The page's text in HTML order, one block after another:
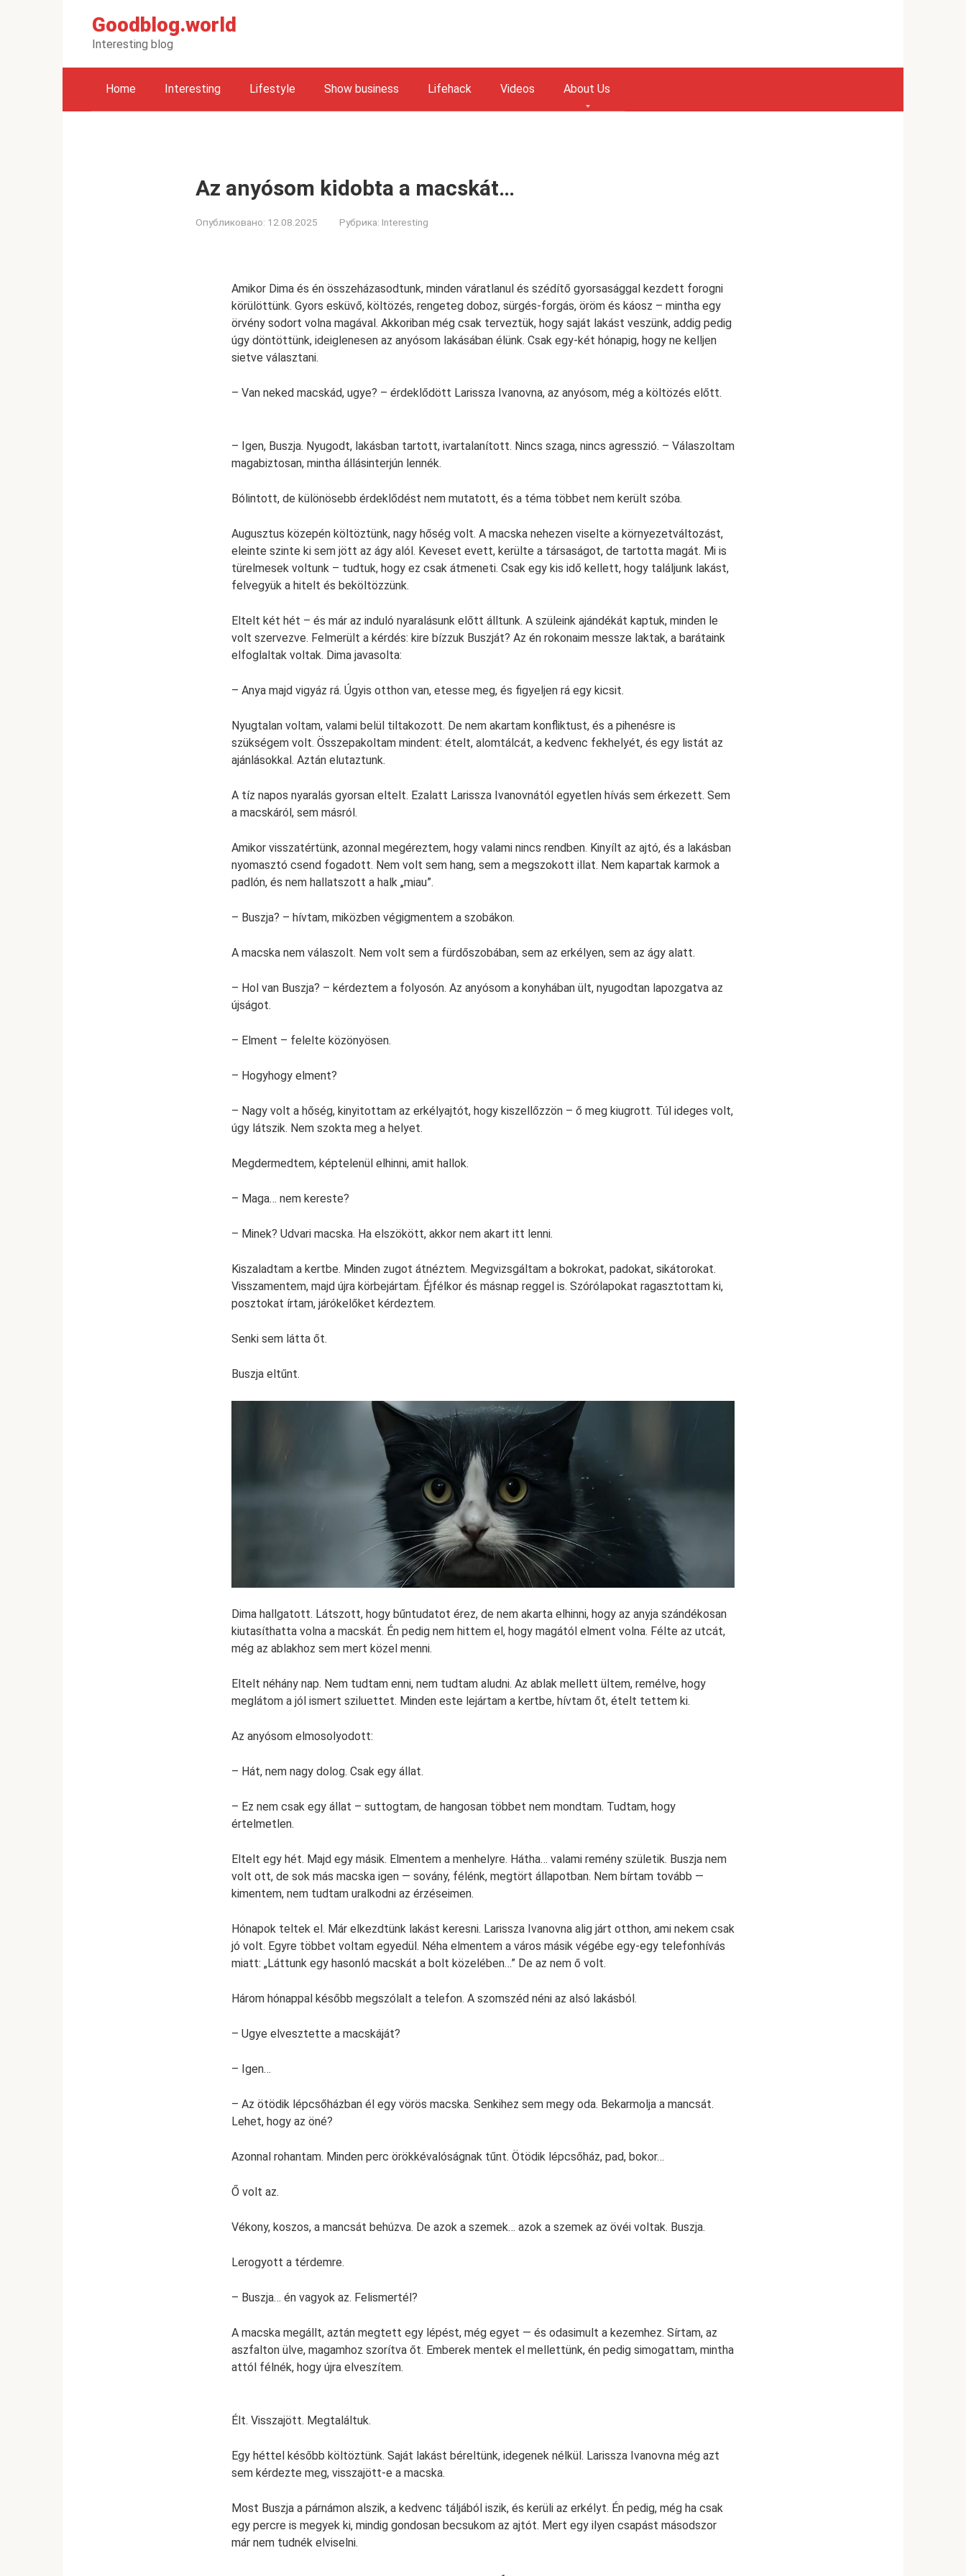
Goodblog.world
Interesting blog
Home Interesting Lifestyle Show business Lifehack Videos About Us
Az anyósom kidobta a macskát…
Опубликовано: 12.08.2025 Рубрика: Interesting
Amikor Dima és én összeházasodtunk, minden váratlanul és szédítő gyorsasággal kezdett forogni
körülöttünk. Gyors esküvő, költözés, rengeteg doboz, sürgés-forgás, öröm és káosz – mintha egy
örvény sodort volna magával. Akkoriban még csak terveztük, hogy saját lakást veszünk, addig pedig
úgy döntöttünk, ideiglenesen az anyósom lakásában élünk. Csak egy-két hónapig, hogy ne kelljen
sietve választani.
– Van neked macskád, ugye? – érdeklődött Larissza Ivanovna, az anyósom, még a költözés előtt.
– Igen, Buszja. Nyugodt, lakásban tartott, ivartalanított. Nincs szaga, nincs agresszió. – Válaszoltam
magabiztosan, mintha állásinterjún lennék.
Bólintott, de különösebb érdeklődést nem mutatott, és a téma többet nem került szóba.
Augusztus közepén költöztünk, nagy hőség volt. A macska nehezen viselte a környezetváltozást,
eleinte szinte ki sem jött az ágy alól. Keveset evett, kerülte a társaságot, de tartotta magát. Mi is
türelmesek voltunk – tudtuk, hogy ez csak átmeneti. Csak egy kis idő kellett, hogy találjunk lakást,
felvegyük a hitelt és beköltözzünk.
Eltelt két hét – és már az induló nyaralásunk előtt álltunk. A szüleink ajándékát kaptuk, minden le
volt szervezve. Felmerült a kérdés: kire bízzuk Buszját? Az én rokonaim messze laktak, a barátaink
elfoglaltak voltak. Dima javasolta:
– Anya majd vigyáz rá. Úgyis otthon van, etesse meg, és figyeljen rá egy kicsit.
Nyugtalan voltam, valami belül tiltakozott. De nem akartam konfliktust, és a pihenésre is
szükségem volt. Összepakoltam mindent: ételt, alomtálcát, a kedvenc fekhelyét, és egy listát az
ajánlásokkal. Aztán elutaztunk.
A tíz napos nyaralás gyorsan eltelt. Ezalatt Larissza Ivanovnától egyetlen hívás sem érkezett. Sem
a macskáról, sem másról.
Amikor visszatértünk, azonnal megéreztem, hogy valami nincs rendben. Kinyílt az ajtó, és a lakásban
nyomasztó csend fogadott. Nem volt sem hang, sem a megszokott illat. Nem kapartak karmok a
padlón, és nem hallatszott a halk „miau”.
– Buszja? – hívtam, miközben végigmentem a szobákon.
A macska nem válaszolt. Nem volt sem a fürdőszobában, sem az erkélyen, sem az ágy alatt.
– Hol van Buszja? – kérdeztem a folyosón. Az anyósom a konyhában ült, nyugodtan lapozgatva az
újságot.
– Elment – felelte közönyösen.
– Hogyhogy elment?
– Nagy volt a hőség, kinyitottam az erkélyajtót, hogy kiszellőzzön – ő meg kiugrott. Túl ideges volt,
úgy látszik. Nem szokta meg a helyet.
Megdermedtem, képtelenül elhinni, amit hallok.
– Maga… nem kereste?
– Minek? Udvari macska. Ha elszökött, akkor nem akart itt lenni.
Kiszaladtam a kertbe. Minden zugot átnéztem. Megvizsgáltam a bokrokat, padokat, sikátorokat.
Visszamentem, majd újra körbejártam. Éjfélkor és másnap reggel is. Szórólapokat ragasztottam ki,
posztokat írtam, járókelőket kérdeztem.
Senki sem látta őt.
Buszja eltűnt.
Dima hallgatott. Látszott, hogy bűntudatot érez, de nem akarta elhinni, hogy az anyja szándékosan
kiutasíthatta volna a macskát. Én pedig nem hittem el, hogy magától elment volna. Félte az utcát,
még az ablakhoz sem mert közel menni.
Eltelt néhány nap. Nem tudtam enni, nem tudtam aludni. Az ablak mellett ültem, remélve, hogy
meglátom a jól ismert sziluettet. Minden este lejártam a kertbe, hívtam őt, ételt tettem ki.
Az anyósom elmosolyodott:
– Hát, nem nagy dolog. Csak egy állat.
– Ez nem csak egy állat – suttogtam, de hangosan többet nem mondtam. Tudtam, hogy
értelmetlen.
Eltelt egy hét. Majd egy másik. Elmentem a menhelyre. Hátha… valami remény születik. Buszja nem
volt ott, de sok más macska igen — sovány, félénk, megtört állapotban. Nem bírtam tovább —
kimentem, nem tudtam uralkodni az érzéseimen.
Hónapok teltek el. Már elkezdtünk lakást keresni. Larissza Ivanovna alig járt otthon, ami nekem csak
jó volt. Egyre többet voltam egyedül. Néha elmentem a város másik végébe egy-egy telefonhívás
miatt: „Láttunk egy hasonló macskát a bolt közelében…” De az nem ő volt.
Három hónappal később megszólalt a telefon. A szomszéd néni az alsó lakásból.
– Ugye elvesztette a macskáját?
– Igen…
– Az ötödik lépcsőházban él egy vörös macska. Senkihez sem megy oda. Bekarmolja a mancsát.
Lehet, hogy az öné?
Azonnal rohantam. Minden perc örökkévalóságnak tűnt. Ötödik lépcsőház, pad, bokor…
Ő volt az.
Vékony, koszos, a mancsát behúzva. De azok a szemek… azok a szemek az övéi voltak. Buszja.
Lerogyott a térdemre.
– Buszja… én vagyok az. Felismertél?
A macska megállt, aztán megtett egy lépést, még egyet — és odasimult a kezemhez. Sírtam, az
aszfalton ülve, magamhoz szorítva őt. Emberek mentek el mellettünk, én pedig simogattam, mintha
attól félnék, hogy újra elveszítem.
Élt. Visszajött. Megtaláltuk.
Egy héttel később költöztünk. Saját lakást béreltünk, idegenek nélkül. Larissza Ivanovna még azt
sem kérdezte meg, visszajött-e a macska.
Most Buszja a párnámon alszik, a kedvenc táljából iszik, és kerüli az erkélyt. Én pedig, még ha csak
egy percre is megyek ki, mindig gondosan becsukom az ajtót. Mert egy ilyen csapást másodszor
már nem tudnék elviselni.